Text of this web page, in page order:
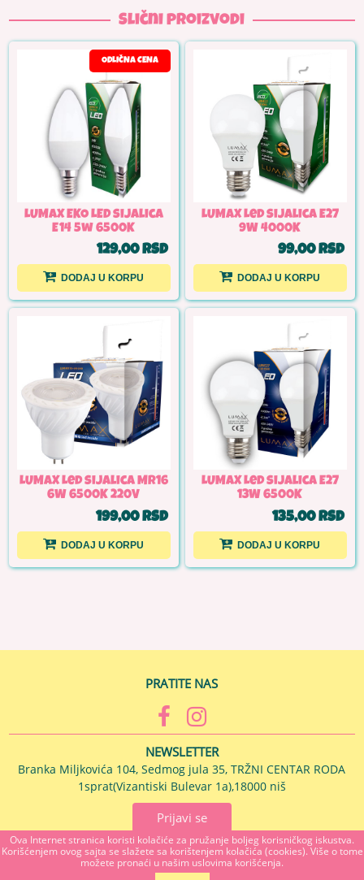
Ova Internet stranica koristi kolačiće za pružanje boljeg korisničkog iskustva.
Korišćenjem ovog sajta se slažete sa korištenjem kolačića (cookies). Više o tome
možete pronaći u našim uslovima korišćenja.
Slični proizvodi
ODLIČNA CENA
LUMAX EKO LED sijalica
E14 5w 6500K
129,00 RSD
DODAJ U KORPU
LUMAX Led sijalica E27
9W 4000K
99,00 RSD
DODAJ U KORPU
LUMAX Led sijalica MR16
6W 6500K 220V
199,00 RSD
DODAJ U KORPU
LUMAX Led sijalica E27
13W 6500K
135,00 RSD
DODAJ U KORPU
PRATITE NAS
NEWSLETTER
Branka Miljkovića 104, Sedmog jula 35, TRŽNI CENTAR RODA
1sprat(Vizantiski Bulevar 1a),18000 niš
Prijavi se
MAJSTOR U KUĆI Branka Miljkovića 104, 18000 NIS, Srbija